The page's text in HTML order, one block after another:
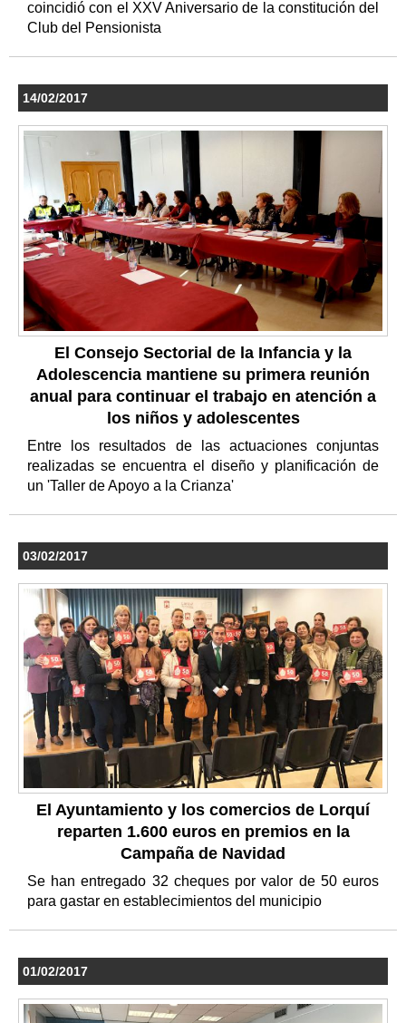
coincidió con el XXV Aniversario de la constitución del
Club del Pensionista
14/02/2017
El Consejo Sectorial de la Infancia y la
Adolescencia mantiene su primera reunión
anual para continuar el trabajo en atención a
los niños y adolescentes
Entre los resultados de las actuaciones conjuntas
realizadas se encuentra el diseño y planificación de
un 'Taller de Apoyo a la Crianza'
03/02/2017
El Ayuntamiento y los comercios de Lorquí
reparten 1.600 euros en premios en la
Campaña de Navidad
Se han entregado 32 cheques por valor de 50 euros
para gastar en establecimientos del municipio
01/02/2017